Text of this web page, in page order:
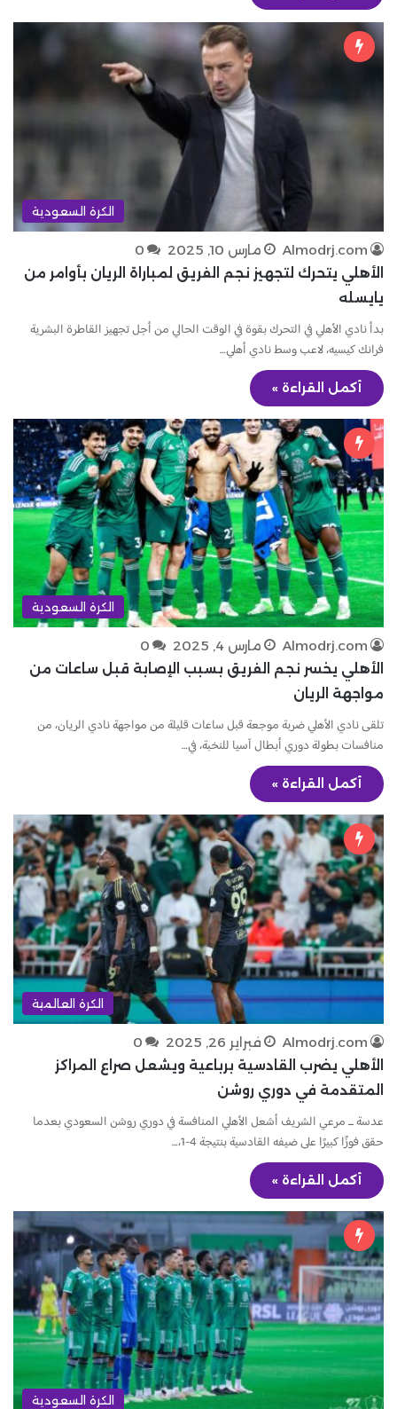
الكرة السعودية
Almodrj.com مارس 10, 2025
0
الأهلي يتحرك لتجهيز نجم الفريق لمباراة الريان بأوامر من
يايسله
بدأ نادي الأهلي في التحرك بقوة في الوقت الحالي من أجل تجهيز القاطرة البشرية
فرانك كيسيه، لاعب وسط نادي أهلي…
أكمل القراءة »
الكرة السعودية
Almodrj.com مارس 4, 2025
0
الأهلي يخسر نجم الفريق بسبب الإصابة قبل ساعات من
مواجهة الريان
تلقى نادي الأهلي ضربة موجعة قبل ساعات قليلة من مواجهة نادي الريان، من
منافسات بطولة دوري أبطال آسيا للنخبة، في…
أكمل القراءة »
الكرة العالمية
Almodrj.com فبراير 26, 2025
0
الأهلي يضرب القادسية برباعية ويشعل صراع المراكز
المتقدمة في دوري روشن
عدسة ــ مرعي الشريف أشعل الأهلي المنافسة في دوري روشن السعودي بعدما
حقق فوزًا كبيرًا على ضيفه القادسية بنتيجة 4-1،…
أكمل القراءة »
الكرة السعودية